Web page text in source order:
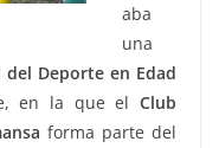
aba
una
del Deporte en Edad
en la que elClub
forma parte del